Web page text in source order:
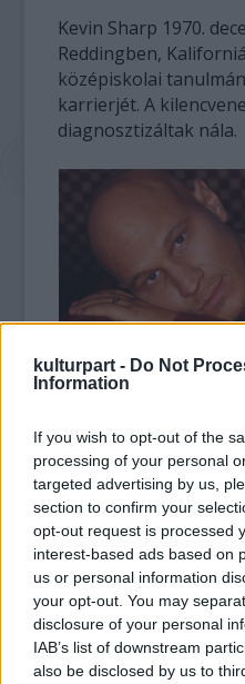
kulturpart - Do Not
Information
If you wish to opt-out of the
processing of your personal
targeted advertising by us,
section to confirm your
opt-out request is processed
interest-based ads based on
us or personal information
your opt-out. You may
disclosure of your personal
IAB’s list of downstream
also be disclosed by us to
Kevin Sharp 1970.
Reddingben,
középiskolai
karrierjét. A
diagnosztizáltak nála.
Nobody Knowscountry
hosszú hetekig a
top listájának élén
számokkal lett
Taking it Well, vagy az
énekes temetéséről
Forrás:Hollywood